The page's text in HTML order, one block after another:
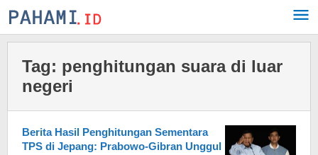
Skip
to
Tag: penghitungan suara di luar
negeri
Berita Hasil Penghitungan Sementara
TPS di Jepang: Prabowo-Gibran Unggul